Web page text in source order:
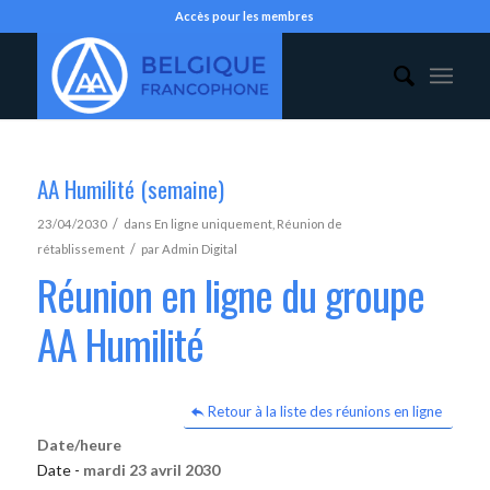
Accès pour les membres
AA Humilité (semaine)
23/04/2030 / dans En ligne uniquement, Réunion de
rétablissement / parAdmin Digital
Réunion en ligne du groupe
AA Humilité
Retour à la liste des réunions en ligne
Date/heure
Date - mardi 23 avril 2030